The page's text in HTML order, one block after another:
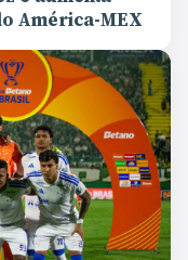
América-MEX